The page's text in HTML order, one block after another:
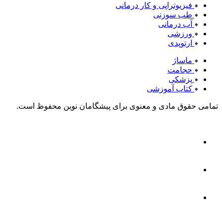
فیزیوتراپی و کار درمانی
طب سوزنی
آب درمانی
ورزشی
ارتوپدی
ماساژ
حجامت
پزشکی
کتاب آموزشی
تمامی حقوق مادی و معنوی برای پیشگامان نوین محفوظ است.